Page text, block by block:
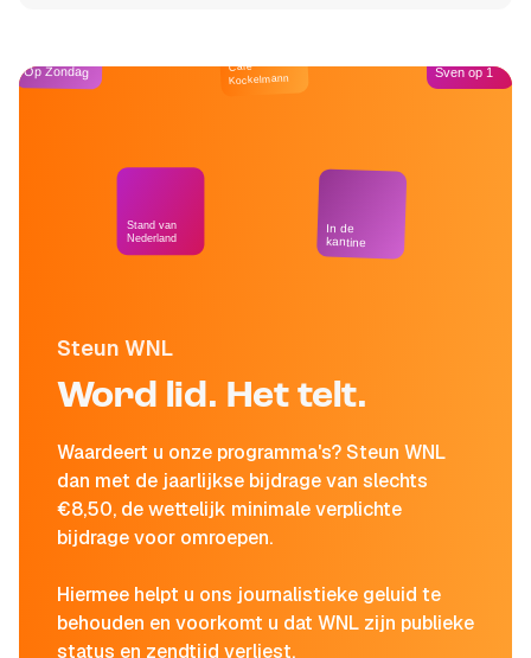
Steun WNL
Word lid. Het telt.
Waardeert u onze programma's? Steun WNL
dan met de jaarlijkse bijdrage van slechts
€8,50, de wettelijk minimale verplichte
bijdrage voor omroepen.
Hiermee helpt u ons journalistieke geluid te
behouden en voorkomt u dat WNL zijn publieke
status en zendtijd verliest.
Op Zondag
Stand van
Nederland
Café
Kockelmann
In de
kantine
Sven op 1